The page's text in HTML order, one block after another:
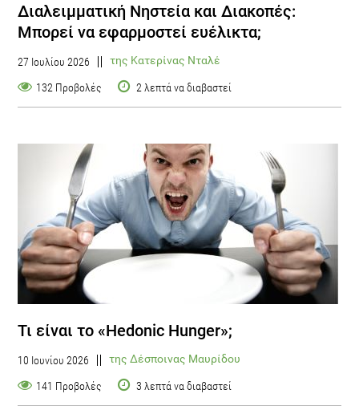
Διαλειμματική Νηστεία και Διακοπές:
Μπορεί να εφαρμοστεί ευέλικτα;
27 Ιουλίου 2026 της Κατερίνας Νταλέ
132 Προβολές 2 λεπτά να διαβαστεί
Τι είναι το «Hedonic Hunger»;
10 Ιουνίου 2026 της Δέσποινας Μαυρίδου
141 Προβολές 3 λεπτά να διαβαστεί